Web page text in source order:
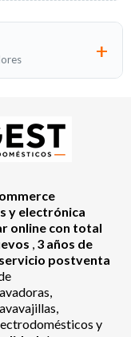
y electrónica
online con total
, 3 años de
servicio postventa
y